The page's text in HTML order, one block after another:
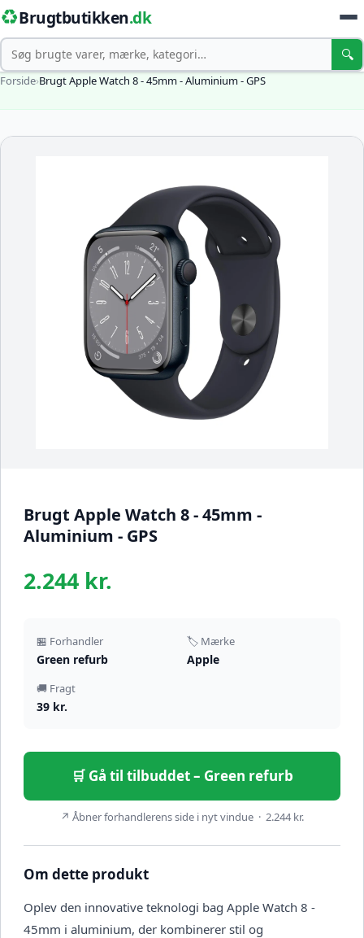
♻️Brugtbutikken.dk
Søg 🔍
Forside›Brugt Apple Watch 8 - 45mm - Aluminium - GPS
Brugt Apple Watch 8 - 45mm -
Aluminium - GPS
2.244 kr.
🏪 Forhandler
Green refurb
🏷️ Mærke
Apple
🚚 Fragt
39 kr.
🛒 Gå til tilbuddet – Green refurb
↗ Åbner forhandlerens side i nyt vindue · 2.244 kr.
Om dette produkt
Oplev den innovative teknologi bag Apple Watch 8 -
45mm i aluminium, der kombinerer stil og